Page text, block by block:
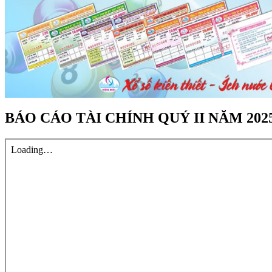
BÁO CÁO TÀI CHÍNH QUÝ II NĂM